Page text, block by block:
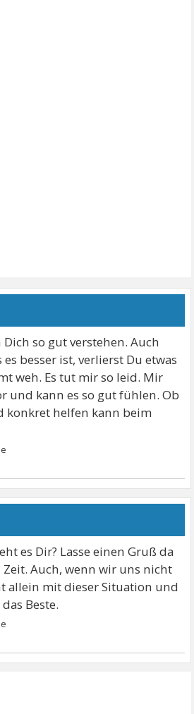
so gut verstehen. Auch
besser ist, verlierst Du etwas
weh. Es tut mir so leid. Mir
und kann es so gut fühlen. Ob
konkret helfen kann beim
es Dir? Lasse einen Gruß da
Auch, wenn wir uns nicht
allein mit dieser Situation und
Beste.